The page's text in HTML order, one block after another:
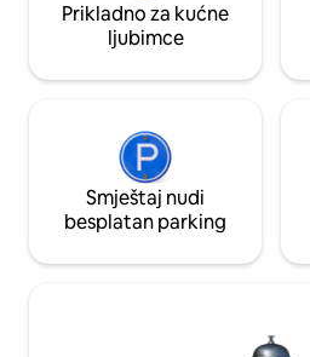
Prikladno za kućne
ljubimce
Smještaj nudi
besplatan parking